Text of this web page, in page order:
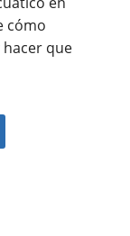
cómo
que